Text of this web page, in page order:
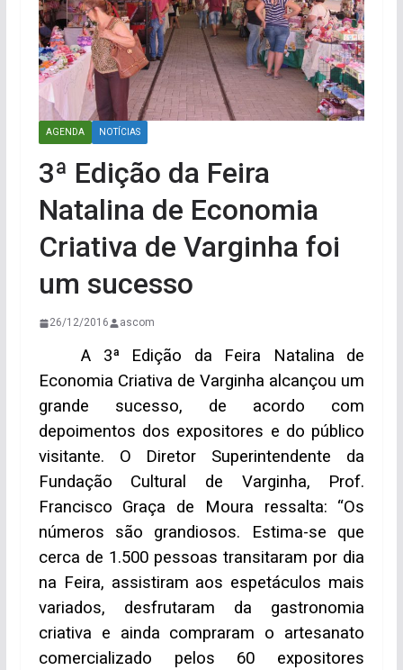
AGENDA NOTÍCIAS
3ª Edição da Feira
Natalina de Economia
Criativa de Varginha foi
um sucesso
26/12/2016 ascom
A 3ª Edição da Feira Natalina de
Economia Criativa de Varginha alcançou um
grande sucesso, de acordo com
depoimentos dos expositores e do público
visitante. O Diretor Superintendente da
Fundação Cultural de Varginha, Prof.
Francisco Graça de Moura ressalta: “Os
números são grandiosos. Estima-se que
cerca de 1.500 pessoas transitaram por dia
na Feira, assistiram aos espetáculos mais
variados, desfrutaram da gastronomia
criativa e ainda compraram o artesanato
comercializado pelos 60 expositores